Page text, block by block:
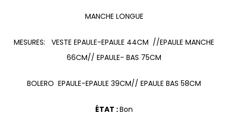
MANCHE LONGUE
MESURES: VESTE EPAULE-EPAULE 44CM //EPAULE MANCHE
66CM// EPAULE- BAS 75CM
BOLERO EPAULE-EPAULE 39CM// EPAULE BAS 58CM
ÉTAT :Bon